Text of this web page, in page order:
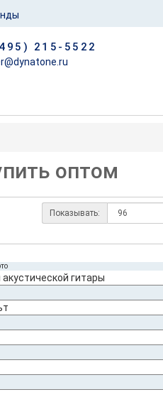
215-5522
оптом
Показывать: